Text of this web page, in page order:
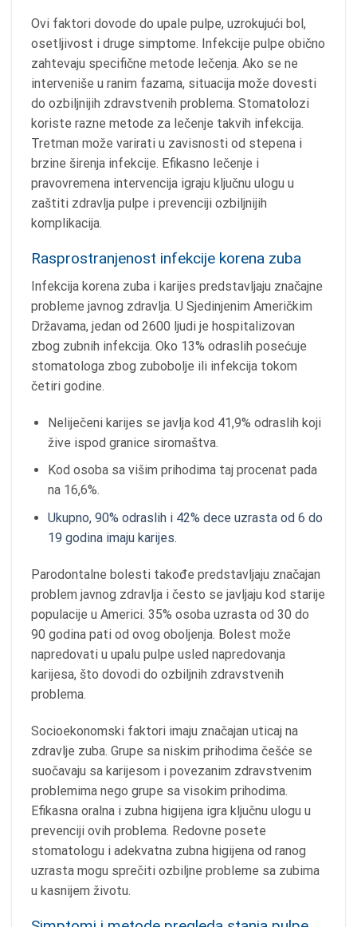
Ovi faktori dovode do upale pulpe, uzrokujući bol,
osetljivost i druge simptome. Infekcije pulpe obično
zahtevaju specifične metode lečenja. Ako se ne
interveniše u ranim fazama, situacija može dovesti
do ozbiljnijih zdravstvenih problema. Stomatolozi
koriste razne metode za lečenje takvih infekcija.
Tretman može varirati u zavisnosti od stepena i
brzine širenja infekcije. Efikasno lečenje i
pravovremena intervencija igraju ključnu ulogu u
zaštiti zdravlja pulpe i prevenciji ozbiljnijih
komplikacija.
Rasprostranjenost infekcije korena zuba
Infekcija korena zuba i karijes predstavljaju značajne
probleme javnog zdravlja. U Sjedinjenim Američkim
Državama, jedan od 2600 ljudi je hospitalizovan
zbog zubnih infekcija. Oko 13% odraslih posećuje
stomatologa zbog zubobolje ili infekcija tokom
četiri godine.
Neliječeni karijes se javlja kod 41,9% odraslih koji
žive ispod granice siromaštva.
Kod osoba sa višim prihodima taj procenat pada
na 16,6%.
Ukupno, 90% odraslih i 42% dece uzrasta od 6 do
19 godina imaju karijes.
Parodontalne bolesti takođe predstavljaju značajan
problem javnog zdravlja i često se javljaju kod starije
populacije u Americi. 35% osoba uzrasta od 30 do
90 godina pati od ovog oboljenja. Bolest može
napredovati u upalu pulpe usled napredovanja
karijesa, što dovodi do ozbiljnih zdravstvenih
problema.
Socioekonomski faktori imaju značajan uticaj na
zdravlje zuba. Grupe sa niskim prihodima češće se
suočavaju sa karijesom i povezanim zdravstvenim
problemima nego grupe sa visokim prihodima.
Efikasna oralna i zubna higijena igra ključnu ulogu u
prevenciji ovih problema. Redovne posete
stomatologu i adekvatna zubna higijena od ranog
uzrasta mogu sprečiti ozbiljne probleme sa zubima
u kasnijem životu.